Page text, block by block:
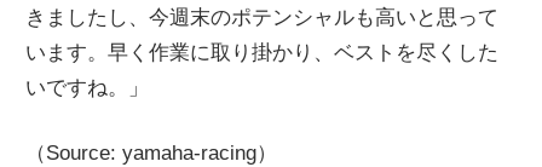
きましたし、今週末のポテンシャルも高いと思って
います。早く作業に取り掛かり、ベストを尽くした
いですね。」
（Source: yamaha-racing）